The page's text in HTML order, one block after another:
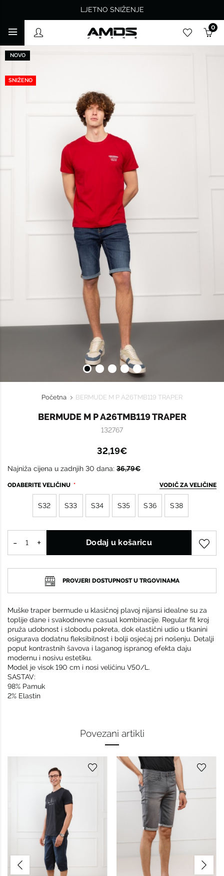
LJETNO SNIŽENJE
0
NOVO
SNIŽENO
Početna BERMUDE M P A26TMB119 TRAPER
BERMUDE M P A26TMB119 TRAPER
132767
32,19€
Najniža cijena u zadnjih 30 dana: 36,79€
ODABERITE VELIČINU VODIČ ZA VELIČINE
S32 S33 S34 S35 S36 S38
Dodaj u košaricu
PROVJERI DOSTUPNOST U TRGOVINAMA
Muške traper bermude u klasičnoj plavoj nijansi idealne su za
toplije dane i svakodnevne casual kombinacije. Regular fit kroj
pruža udobnost i slobodu pokreta, dok elastični udio u tkanini
osigurava dodatnu fleksibilnost i bolji osjećaj pri nošenju. Detalji
poput kontrastnih šavova i laganog ispranog efekta daju
modernu i nosivu estetiku.
Model je visok 190 cm i nosi veličinu V50/L.
SASTAV:
98% Pamuk
2% Elastin
Povezani artikli